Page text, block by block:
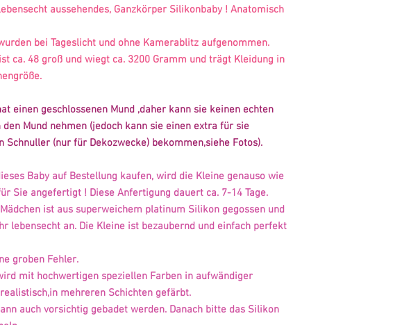
aussehendes, Ganzkörper Silikonbaby ! Anatomisch
bei Tageslicht und ohne Kamerablitz aufgenommen.
ca. 48 groß und wiegt ca. 3200 Gramm und trägt Kleidung in
einen geschlossenen Mund ,daher kann sie keinen echten
den Mund nehmen (jedoch kann sie einen extra für sie
Schnuller (nur für Dekozwecke) bekommen,siehe Fotos).
Baby auf Bestellung kaufen, wird die Kleine genauso wie
Sie angefertigt ! Diese Anfertigung dauert ca. 7-14 Tage.
ist aus superweichem platinum Silikon gegossen und
lebensecht an. Die Kleine ist bezaubernd und einfach perfekt
groben Fehler.
mit hochwertigen speziellen Farben in aufwändiger
mehreren Schichten gefärbt.
auch vorsichtig gebadet werden. Danach bitte das Silikon